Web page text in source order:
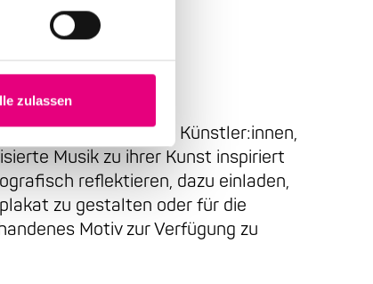
zulassen
möchte das Festival Künstler:innen,
Musik zu ihrer Kunst inspiriert
reflektieren, dazu einladen,
zu gestalten oder für die
Motiv zur Verfügung zu